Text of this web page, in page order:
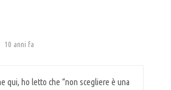
10 anni fa
qui, ho letto che “non scegliere è una